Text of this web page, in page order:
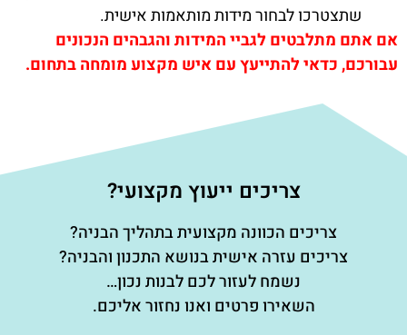
שתצטרכו לבחור מידות מותאמות אישית.
אם אתם מתלבטים לגביי המידות והגבהים הנכונים
עבורכם, כדאי להתייעץ עם איש מקצוע מומחה בתחום.
צריכים ייעוץ מקצועי?
צריכים הכוונה מקצועית בתהליך הבניה?
צריכים עזרה אישית בנושא התכנון והבניה?
נשמח לעזור לכם לבנות נכון…
השאירו פרטים ואנו נחזור אליכם.